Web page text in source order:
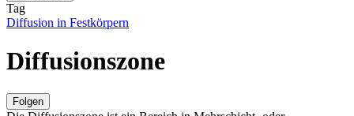
Tag
Diffusion in Festkörpern
Diffusionszone
Folgen